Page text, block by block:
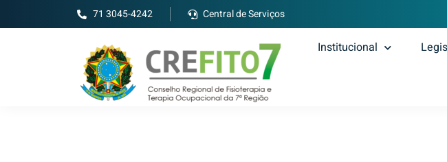
71 3045-4242 Central de Serviços
Institucional